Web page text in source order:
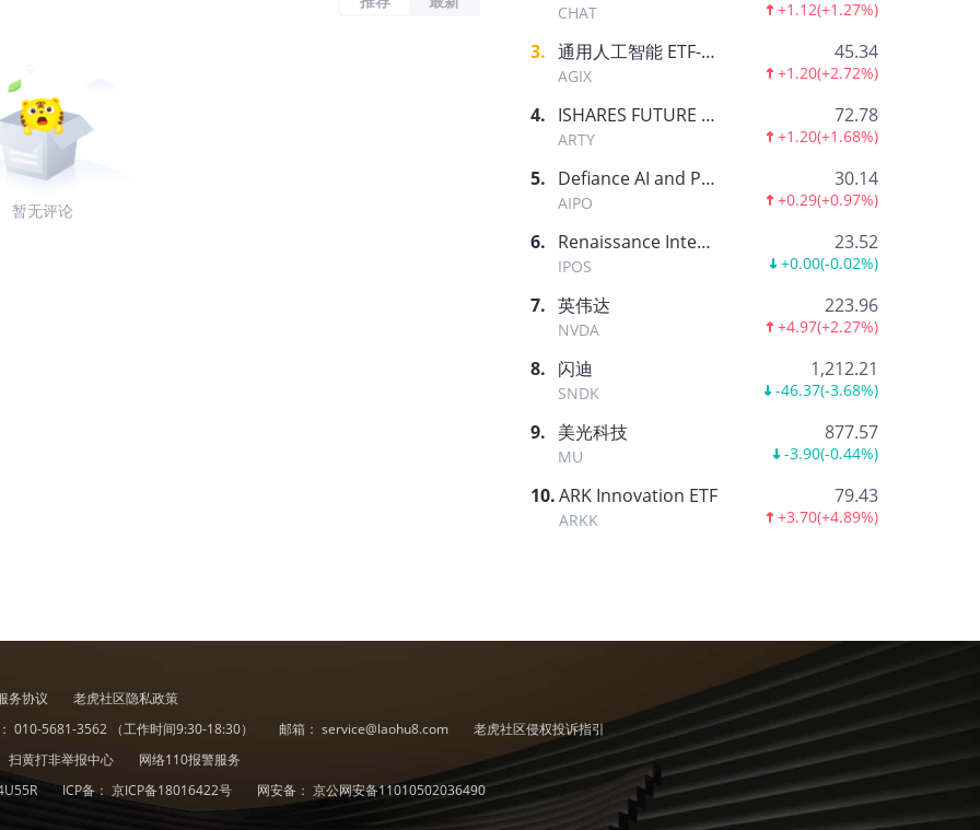
暂无评论
CHAT +1.12(+1.27%)
3. 通用人工智能 ETF-AGIX
AGIX
45.34
+1.20(+2.72%)
4. ISHARES FUTURE AI & TECH ETF
ARTY
72.78
+1.20(+1.68%)
5. Defiance AI and Power Infrastructure ETF
AIPO
30.14
+0.29(+0.97%)
6. Renaissance International IPO ETF
IPOS
23.52
+0.00(-0.02%)
7. 英伟达
NVDA
223.96
+4.97(+2.27%)
8. 闪迪
SNDK
1,212.21
-46.37(-3.68%)
9. 美光科技
MU
877.57
-3.90(-0.44%)
10.ARK Innovation ETF
ARKK
79.43
+3.70(+4.89%)
务协议
老虎社区隐私政策
010-5681-3562 （工作时间9:30-18:30） 邮箱： service@laohu8.com
老虎社区侵权投诉指引
扫黄打非举报中心
网络110报警服务
ICP备： 京ICP备18016422号 网安备： 京公网安备11010502036490